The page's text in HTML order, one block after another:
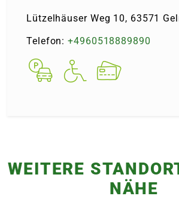
Lützelhäuser Weg 10, 63571
Telefon:+4960518889890
WEITERE
NÄHE